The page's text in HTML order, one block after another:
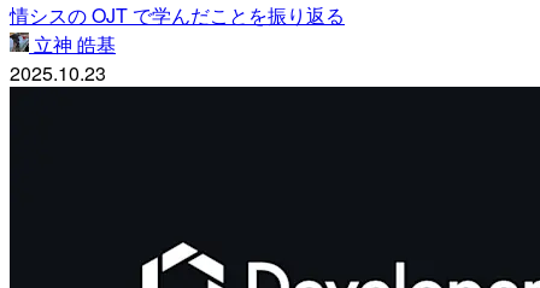
情シスの OJT で学んだことを振り返る
立神 皓基
2025.10.23